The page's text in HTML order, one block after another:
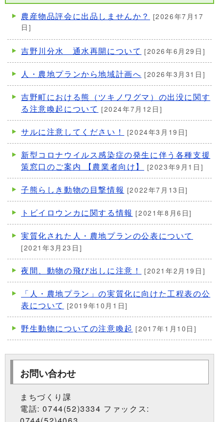
農産物品評会に出品しませんか？ [2026年7月17
日]
吉野川分水 通水再開について [2026年6月29日]
人・農地プランから地域計画へ [2026年3月31日]
吉野町における熊（ツキノワグマ）の出没に関す
る注意喚起について [2024年7月12日]
サルに注意してください！ [2024年3月19日]
新型コロナウイルス感染症の発生に伴う各種支援
策窓口のご案内 【農業者向け】
[2023年9月1日]
子熊らしき動物の目撃情報 [2022年7月13日]
トビイロウンカに関する情報 [2021年8月6日]
実質化された人・農地プランの公表について
[2021年3月23日]
夜間、動物の飛び出しに注意！ [2021年2月19日]
「人・農地プラン」の実質化に向けた工程表の公
表について [2019年10月1日]
野生動物についての注意喚起 [2017年1月10日]
お問い合わせ
まちづくり課
電話: 0744(52)3334 ファックス: